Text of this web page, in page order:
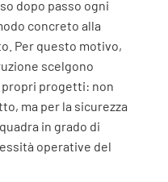
dopo passo ogni
concreto alla
Per questo motivo,
scelgono
progetti: non
ma per la sicurezza
in grado di
operative del